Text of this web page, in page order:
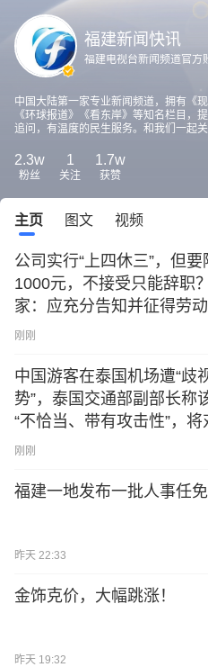
福建新闻快讯
福建电视台新闻频道官方
中国大陆第一家专业新闻频道，拥有《
《环球报道》《看东岸》等知名栏目，
追问，有温度的民生服务。和我们一起关
2.3w
粉丝
1
关注
1.7w
获赞
主页 图文 视频
公司实行“上四休三”，但要
1000元，不接受只能辞职
家：应充分告知并征得劳
意
刚刚
中国游客在泰国机场遭“歧
势”，泰国交通部副部长称
“不恰当、带有攻击性”，将
任人员采取最严厉纪律处分
刚刚
福建一地发布一批人事任免
昨天 22:33
金饰克价，大幅跳涨！
昨天 19:32